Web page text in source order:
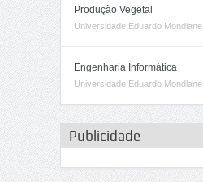
Produção Vegetal
Universidade Eduardo Mondlane
Engenharia Informática
Universidade Eduardo Mondlane
Publicidade